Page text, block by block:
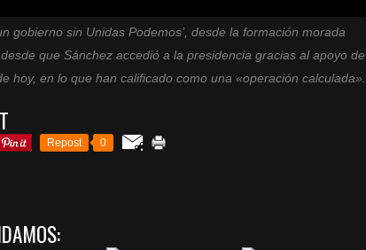
gobierno sin Unidas Podemos’, desde la formación morada
que Sánchez accedió a la presidencia gracias al apoyo de
hoy, en lo que han calificado como una «operación calculada».
Repost 0